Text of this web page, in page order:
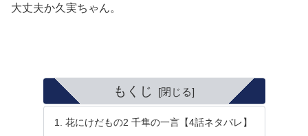
大丈夫か久実ちゃん。
もくじ
花にけだもの2 千隼の一言【4話ネタバレ】